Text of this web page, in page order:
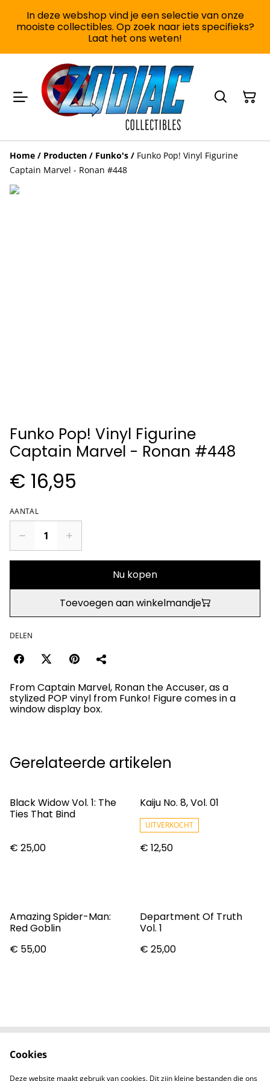
In deze webshop vind je een selectie van onze
mooiste collectibles. Op zoek naar iets specifieks?
Laat het ons weten!
Home / Producten / Funko's / Funko Pop! Vinyl Figurine
Captain Marvel - Ronan #448
Funko Pop! Vinyl Figurine
Captain Marvel - Ronan #448
€ 16,95
AANTAL
Nu kopen
Toevoegen aan winkelmandje
DELEN
From Captain Marvel, Ronan the Accuser, as a
stylized POP vinyl from Funko! Figure comes in a
window display box.
Gerelateerde artikelen
Black Widow Vol. 1: The
Ties That Bind
€ 25,00
Kaiju No. 8, Vol. 01
UITVERKOCHT
€ 12,50
Amazing Spider-Man:
Red Goblin
€ 55,00
Department Of Truth
Vol. 1
€ 25,00
Privacybeleid
Cookiebeleid
Cookies
Deze website maakt gebruik van cookies. Dit zijn kleine bestanden die ons